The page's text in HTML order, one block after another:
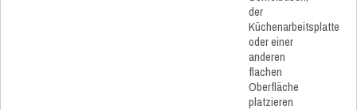
der
Küchenarbeitsplatte
oder einer
anderen
flachen
Oberfläche
platzieren